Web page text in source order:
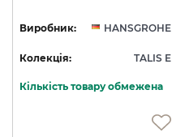
Виробник: HANSGROHE
Колекція: TALIS E
Кількість товару обмежена